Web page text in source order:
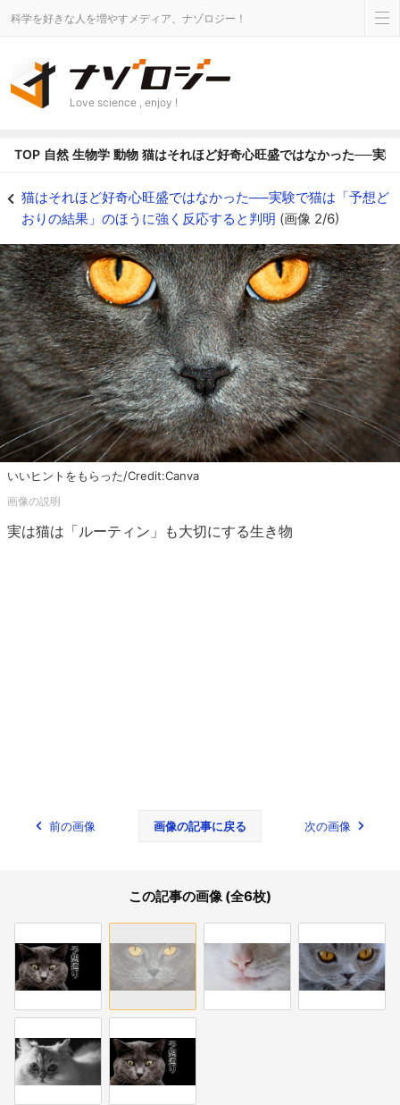
科学を好きな人を増やすメディア、ナゾロジー！
Love science , enjoy !
TOP 自然 生物学 動物 猫はそれほど好奇心旺盛ではなかった──実
猫はそれほど好奇心旺盛ではなかった──実験で猫は「予想ど
おりの結果」のほうに強く反応すると判明 (画像 2/6)
いいヒントをもらった/Credit:Canva
実は猫は「ルーティン」も大切にする生き物
前の画像 画像の記事に戻る 次の画像
この記事の画像 (全6枚)